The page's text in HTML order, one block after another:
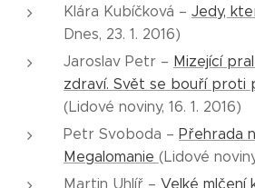
Klára Kubíčková – Jedy,
Dnes, 23. 1. 2016)
Jaroslav Petr – Mizející
zdraví. Svět se bouří proti
(Lidové noviny, 16. 1. 2016)
Petr Svoboda – Přehrada
Megalomanie (Lidové
Martin Uhlíř – Velké mlčení